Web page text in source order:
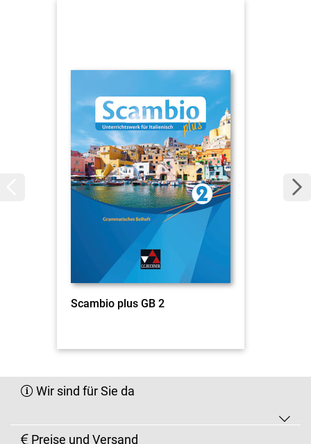
Scambio plus GB 2
Wir sind für Sie da
Preise und Versand